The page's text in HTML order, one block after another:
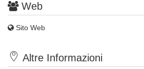
Web
Sito Web
Altre Informazioni